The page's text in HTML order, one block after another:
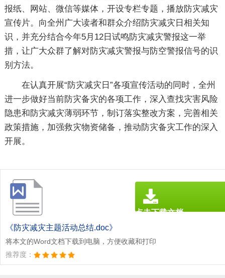
报纸、网站、微信等媒体，开设专栏专题，播放防灾减灾
宣传片。向全州广大读者和群众介绍防灾减灾日相关知
识，并充分结合今年5月12日试鸣防灾减灾警报这一举
措，让广大众群了解对防灾减灾警报与防空警报信号的识
别方法。
在认真开展“防灾减灾日”各项宣传活动的同时，全州
进一步做好当前防灾备灾的各项工作，深入查找灾害风险
隐患和防灾减灾薄弱环节，制订落实整改方案，完善相关
政策措施，加强救灾物资储备，推动防灾备灾工作的深入
开展。
《防灾减灾主题活动总结.doc》
将本文的Word文档下载到电脑，方便收藏和打印
推荐度：
点击下载文档